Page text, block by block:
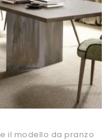
il modello da pranzo